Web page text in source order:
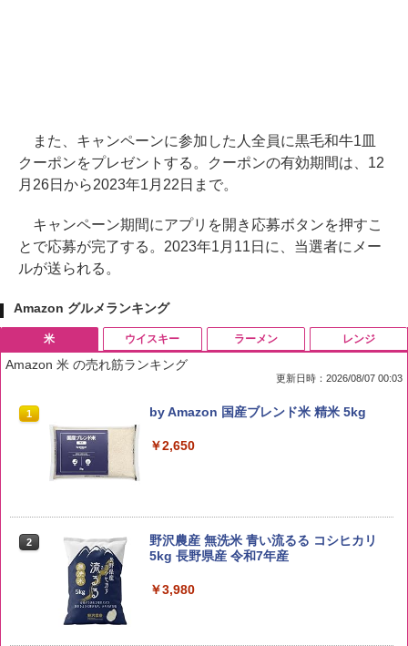
また、キャンペーンに参加した人全員に黒毛和牛1皿
クーポンをプレゼントする。クーポンの有効期間は、12
月26日から2023年1月22日まで。
キャンペーン期間にアプリを開き応募ボタンを押すこ
とで応募が完了する。2023年1月11日に、当選者にメー
ルが送られる。
Amazon グルメランキング
米
Amazon 米 の売れ筋ランキング
更新日時：2026/08/07 00:03
1 by Amazon 国産ブレンド米 精米 5kg
￥2,650
2
野沢農産 無洗米 青い流るる コシヒカリ
5kg 長野県産 令和7年産
￥3,980
ウイスキー ラーメン レンジ